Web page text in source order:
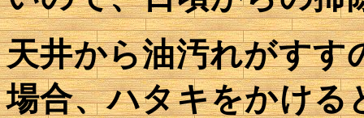
天井から油汚れがすす
場合、ハタキをかける